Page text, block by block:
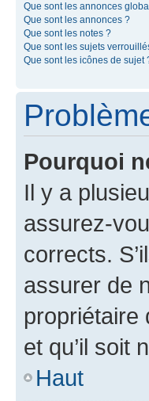
Que sont les annonces
Que sont les annonces ?
Que sont les notes ?
Que sont les sujets
Que sont les icônes de sujet
Pourquoi
Il y a
assurez-
corrects.
assurer de
propriétaire
et qu’il soit
Haut